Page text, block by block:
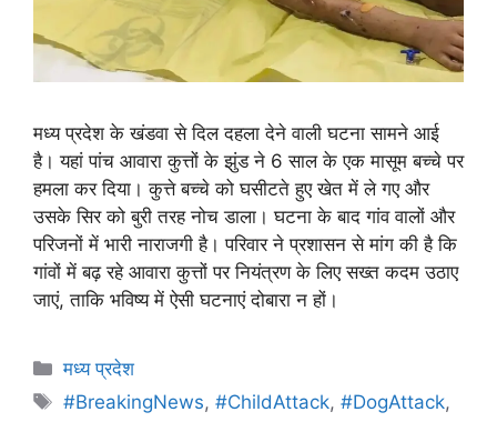
मध्य प्रदेश के खंडवा से दिल दहला देने वाली घटना सामने आई
है। यहां पांच आवारा कुत्तों के झुंड ने 6 साल के एक मासूम बच्चे पर
हमला कर दिया। कुत्ते बच्चे को घसीटते हुए खेत में ले गए और
उसके सिर को बुरी तरह नोच डाला। घटना के बाद गांव वालों और
परिजनों में भारी नाराजगी है। परिवार ने प्रशासन से मांग की है कि
गांवों में बढ़ रहे आवारा कुत्तों पर नियंत्रण के लिए सख्त कदम उठाए
जाएं, ताकि भविष्य में ऐसी घटनाएं दोबारा न हों।
मध्य प्रदेश
#BreakingNews,#ChildAttack,#DogAttack,